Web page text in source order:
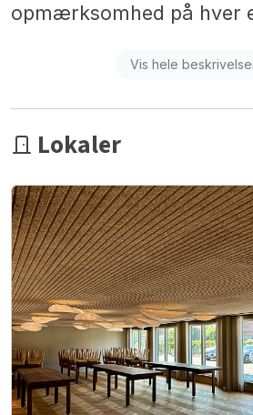
opmærksomhed på hver
Vis hele
Lokaler